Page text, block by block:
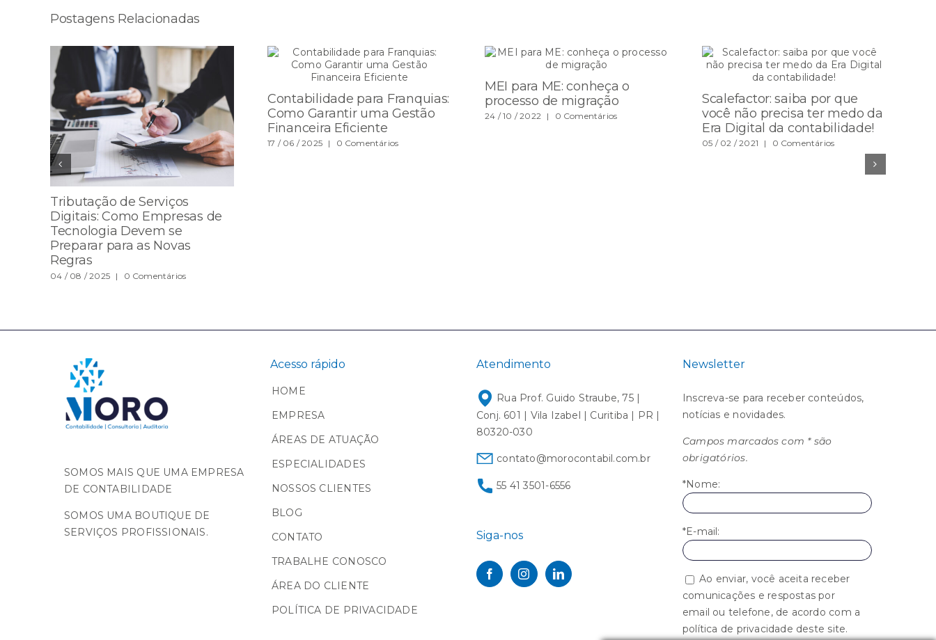
Postagens Relacionadas
Tributação de Serviços
Digitais: Como Empresas de
Tecnologia Devem se
Preparar para as Novas
Regras
04 / 08 / 2025 | 0 Comentários
Contabilidade para Franquias:
Como Garantir uma Gestão
Financeira Eficiente
17 / 06 / 2025 | 0 Comentários
MEI para ME: conheça o
processo de migração
24 / 10 / 2022 | 0 Comentários
Scalefactor: saiba por que
você não precisa ter medo da
Era Digital da contabilidade!
05 / 02 / 2021 | 0 Comentários
SOMOS MAIS QUE UMA EMPRESA
DE CONTABILIDADE
SOMOS UMA BOUTIQUE DE
SERVIÇOS PROFISSIONAIS.
Acesso rápido
HOME
EMPRESA
ÁREAS DE ATUAÇÃO
ESPECIALIDADES
NOSSOS CLIENTES
BLOG
CONTATO
TRABALHE CONOSCO
ÁREA DO CLIENTE
POLÍTICA DE PRIVACIDADE
Atendimento
Rua Prof. Guido Straube, 75 |
Conj. 601 | Vila Izabel | Curitiba | PR |
80320-030
contato@morocontabil.com.br
55 41 3501-6556
Siga-nos
Newsletter
Inscreva-se para receber conteúdos,
notícias e novidades.
Campos marcados com * são
obrigatórios.
*Nome:
*E-mail:
Ao enviar, você aceita receber
comunicações e respostas por
email ou telefone, de acordo com a
política de privacidade deste site.